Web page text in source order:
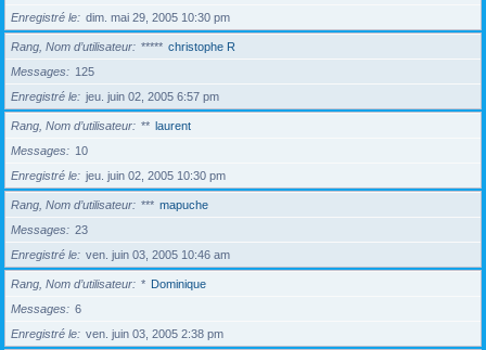
Enregistré le
dim. mai 29, 2005 10:30 pm
Rang, Nom d’utilisateur ***** christophe R
Messages
125
Enregistré le
jeu. juin 02, 2005 6:57 pm
Rang, Nom d’utilisateur ** laurent
Messages
10
Enregistré le
jeu. juin 02, 2005 10:30 pm
Rang, Nom d’utilisateur *** mapuche
Messages
23
Enregistré le
ven. juin 03, 2005 10:46 am
Rang, Nom d’utilisateur * Dominique
Messages
6
Enregistré le
ven. juin 03, 2005 2:38 pm